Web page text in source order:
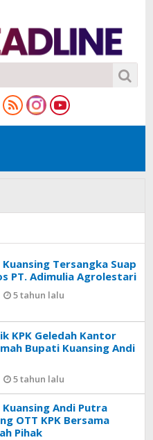
Tersangka Suap
PT. Adimulia Agrolestari
5 tahun lalu
KPK Geledah Kantor
Bupati Kuansing Andi
5 tahun lalu
Andi Putra
OTT KPK Bersama
Pihak